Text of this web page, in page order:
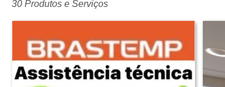
30 Produtos e Serviços